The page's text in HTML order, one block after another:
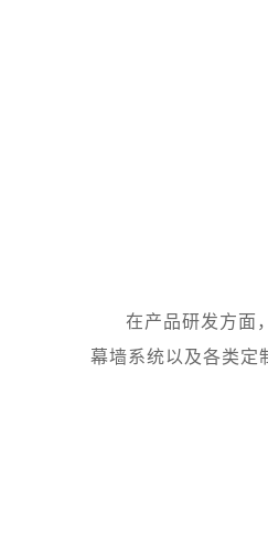
在产品研发方面
幕墙系统以及各类定